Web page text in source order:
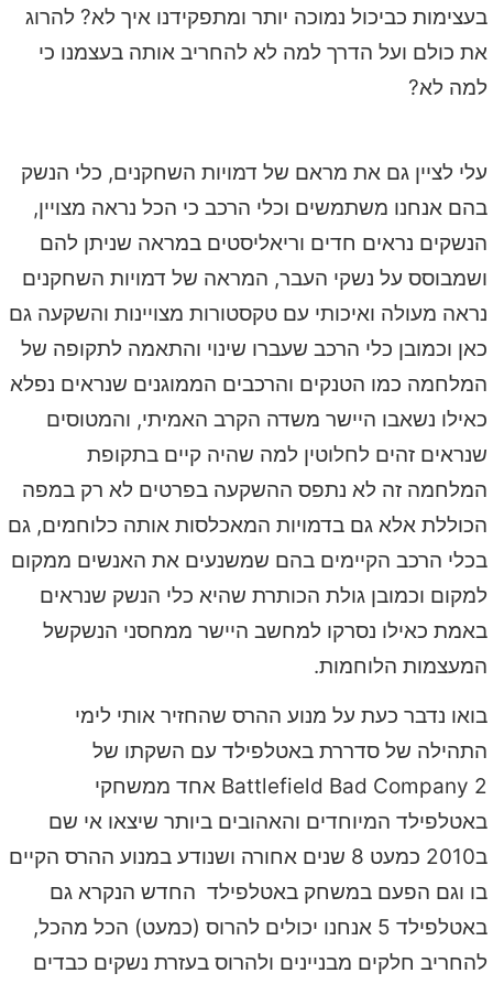
בעצימות כביכול נמוכה יותר ומתפקידנו איך לא? להרוג
את כולם ועל הדרך למה לא להחריב אותה בעצמנו כי
למה לא?
עלי לציין גם את מראם של דמויות השחקנים, כלי הנשק
בהם אנחנו משתמשים וכלי הרכב כי הכל נראה מצויין,
הנשקים נראים חדים וריאליסטים במראה שניתן להם
ושמבוסס על נשקי העבר, המראה של דמויות השחקנים
נראה מעולה ואיכותי עם טקסטורות מצויינות והשקעה גם
כאן וכמובן כלי הרכב שעברו שינוי והתאמה לתקופה של
המלחמה כמו הטנקים והרכבים הממוגנים שנראים נפלא
כאילו נשאבו היישר משדה הקרב האמיתי, והמטוסים
שנראים זהים לחלוטין למה שהיה קיים בתקופת
המלחמה זה לא נתפס ההשקעה בפרטים לא רק במפה
הכוללת אלא גם בדמויות המאכלסות אותה כלוחמים, גם
בכלי הרכב הקיימים בהם שמשנעים את האנשים ממקום
למקום וכמובן גולת הכותרת שהיא כלי הנשק שנראים
באמת כאילו נסרקו למחשב היישר ממחסני הנשקשל
המעצמות הלוחמות.
בואו נדבר כעת על מנוע ההרס שהחזיר אותי לימי
התהילה של סדררת באטלפילד עם השקתו של
Battlefield Bad Company 2 אחד ממשחקי
באטלפילד המיוחדים והאהובים ביותר שיצאו אי שם
ב2010 כמעט 8 שנים אחורה ושנודע במנוע ההרס הקיים
בו וגם הפעם במשחק באטלפילד החדש הנקרא גם
באטלפילד 5 אנחנו יכולים להרוס (כמעט) הכל מהכל,
להחריב חלקים מבניינים ולהרוס בעזרת נשקים כבדים